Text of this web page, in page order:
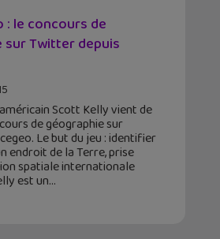
: le concours de
sur Twitter depuis
Scott Kelly vient de
de géographie sur
Le but du jeu : identifier
endroit de la Terre, prise
spatiale internationale
est un